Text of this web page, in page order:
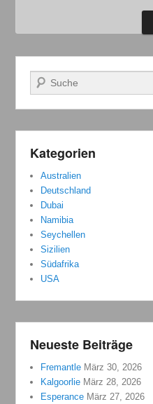
Suchen
Kategorien
Australien
Deutschland
Dubai
Namibia
Seychellen
Sizilien
Südafrika
USA
Neueste Beiträge
Fremantle März 30, 2026
Kalgoorlie März 28, 2026
Esperance März 27, 2026